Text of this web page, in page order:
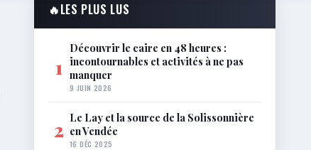
🔥LES PLUS LUS
1
Découvrir le caire en 48 heures :
incontournables et activités à ne pas
manquer
9 JUIN 2026
2 Le Lay et la source de la Solissonnière
en Vendée
16 DÉC 2025